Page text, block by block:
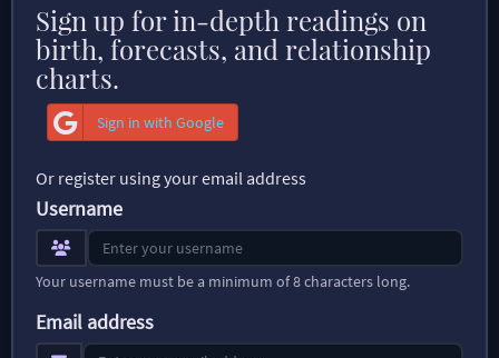
Sign up for in-depth readings on
birth, forecasts, and relationship
charts.
Sign in with Google
Or register using your email address
Username
Your username must be a minimum of 8 characters long.
Email address